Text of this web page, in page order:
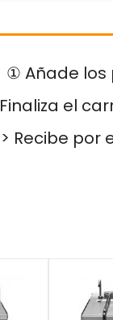
① Añade los
el
> Recibe por